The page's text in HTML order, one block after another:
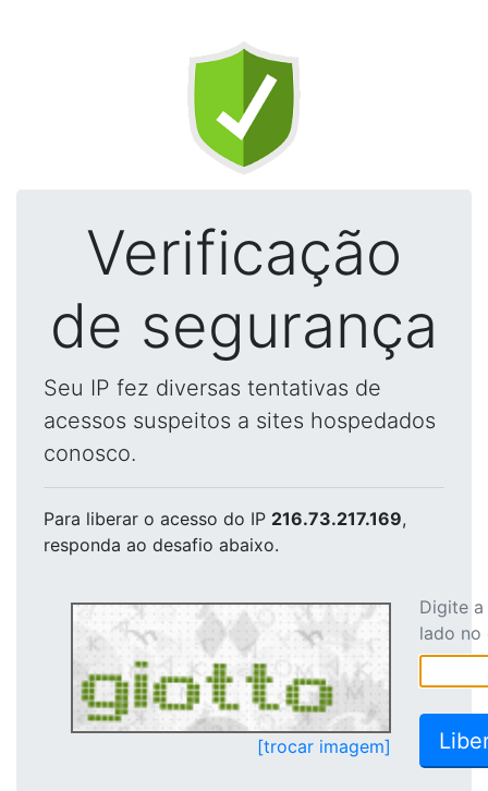
Verificação
de segurança
Seu IP fez diversas tentativas de
acessos suspeitos a sites hospedados
conosco.
Para liberar o acesso do IP 216.73.217.169,
responda ao desafio abaixo.
[trocar imagem]
Digite
lado no